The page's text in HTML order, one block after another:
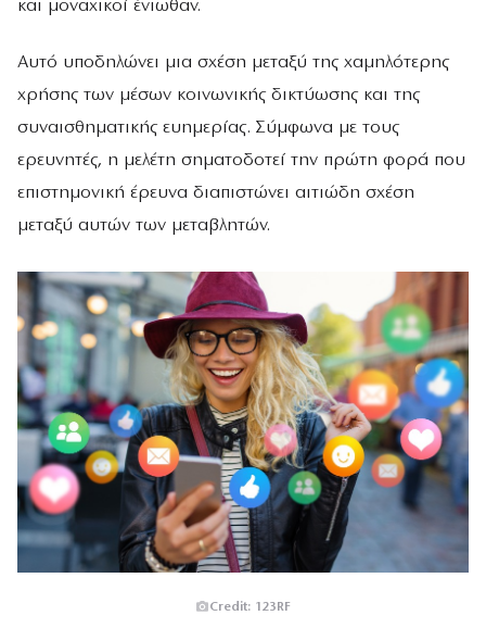
και μοναχικοί ένιωθαν.
Αυτό υποδηλώνει μια σχέση μεταξύ της χαμηλότερης
χρήσης των μέσων κοινωνικής δικτύωσης και της
συναισθηματικής ευημερίας. Σύμφωνα με τους
ερευνητές, η μελέτη σηματοδοτεί την πρώτη φορά που
επιστημονική έρευνα διαπιστώνει αιτιώδη σχέση
μεταξύ αυτών των μεταβλητών.
Credit: 123RF